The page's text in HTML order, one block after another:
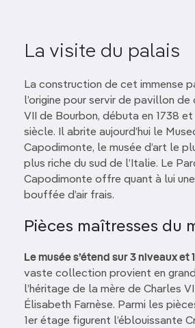
La visite du palais
La construction de cet immense
l’origine pour servir de pavillon de
VII de Bourbon, débuta en 1738 et
siècle. Il abrite aujourd’hui le
Capodimonte, le musée d’art le
plus riche du sud de l’Italie. Le
Capodimonte offre quant à lui
bouffée d’air frais.
Pièces maîtresses du
Le musée s’étend sur 3 niveaux et
vaste collection provient en
l’héritage de la mère de Charles
Élisabeth Farnèse. Parmi les
1er étage figurent l’éblouissante